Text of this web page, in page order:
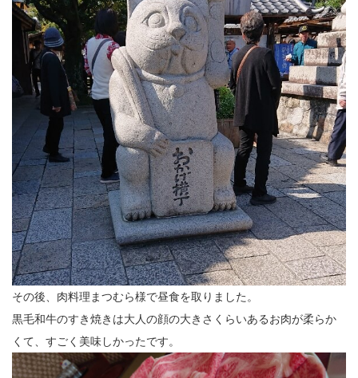
その後、肉料理まつむら様で昼食を取りました。
黒毛和牛のすき焼きは大人の顔の大きさくらいあるお肉が柔らか
くて、すごく美味しかったです。